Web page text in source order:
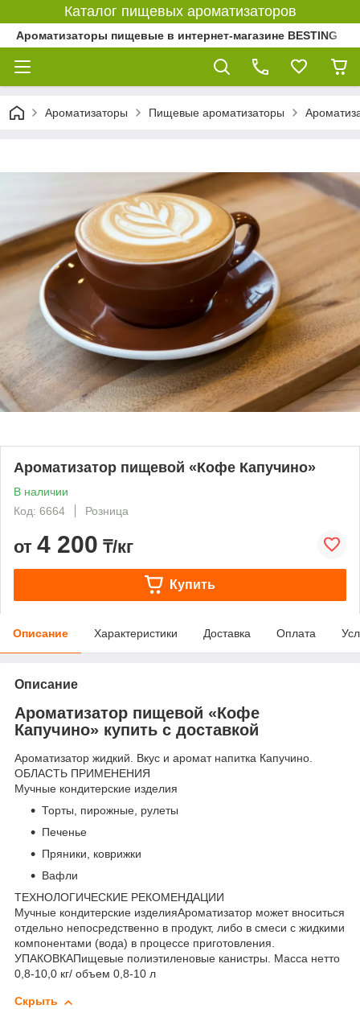
Каталог пищевых ароматизаторов
Ароматизаторы пищевые в интернет-магазине BESTING
Ароматизаторы Пищевые ароматизаторы
Ароматизатор пищевой «Кофе Капучино»
В наличии
Код: 6664
Розница
от 4 200 ₸/кг
Купить
Описание Характеристики Доставка Оплата
Описание
Ароматизатор пищевой «Кофе
Капучино» купить с доставкой
Ароматизатор жидкий. Вкус и аромат напитка Капучино.
ОБЛАСТЬ ПРИМЕНЕНИЯ
Мучные кондитерские изделия
Торты, пирожные, рулеты
Печенье
Пряники, коврижки
Вафли
ТЕХНОЛОГИЧЕСКИЕ РЕКОМЕНДАЦИИ
Мучные кондитерские изделияАроматизатор может вноситься
отдельно непосредственно в продукт, либо в смеси с жидкими
компонентами (вода) в процессе приготовления.
УПАКОВКАПищевые полиэтиленовые канистры. Масса нетто
0,8-10,0 кг/ объем 0,8-10 л
Скрыть